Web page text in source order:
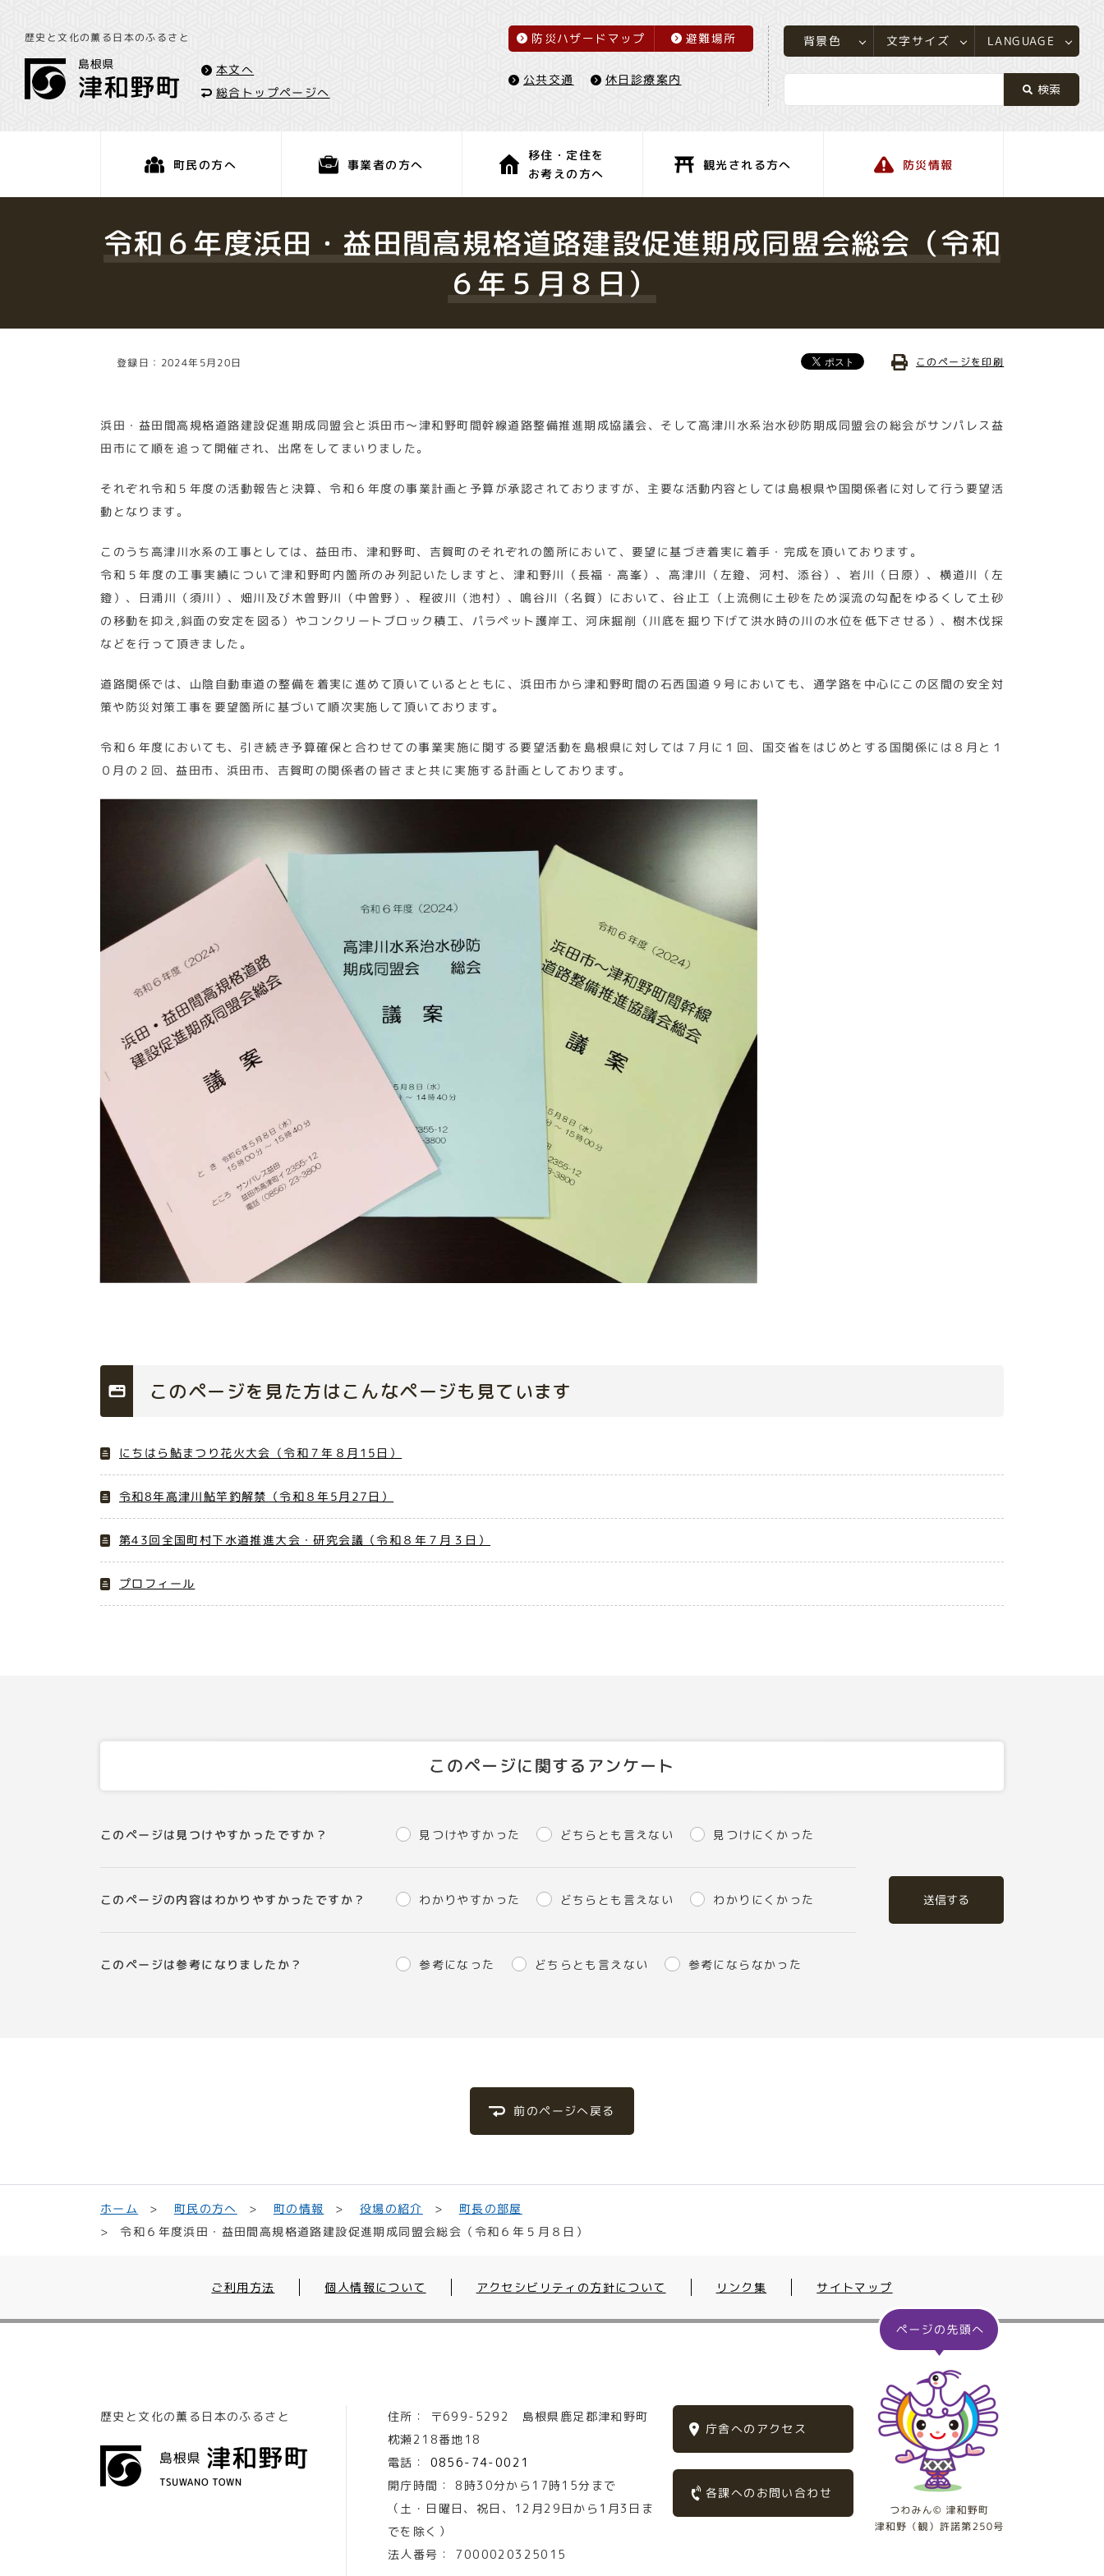
歴史と文化の薫る日本のふるさと
本文へ
総合トップページへ
防災ハザードマップ 避難場所
公共交通 休日診療案内
背景色 文字サイズ LANGUAGE
町民の方へ 事業者の方へ
移住・定住を
お考えの方へ
観光される方へ 防災情報
令和６年度浜田・益田間高規格道路建設促進期成同盟会総会（令和
６年５月８日）
登録日：2024年5月20日 このページを印刷
浜田・益田間高規格道路建設促進期成同盟会と浜田市～津和野町間幹線道路整備推進期成協議会、そして高津川水系治水砂防期成同盟会の総会がサンパレス益
田市にて順を追って開催され、出席をしてまいりました。
それぞれ令和５年度の活動報告と決算、令和６年度の事業計画と予算が承認されておりますが、主要な活動内容としては島根県や国関係者に対して行う要望活
動となります。
このうち高津川水系の工事としては、益田市、津和野町、吉賀町のそれぞれの箇所において、要望に基づき着実に着手・完成を頂いております。
令和５年度の工事実績について津和野町内箇所のみ列記いたしますと、津和野川（長福・高峯）、高津川（左鐙、河村、添谷）、岩川（日原）、横道川（左
鐙）、日浦川（須川）、畑川及び木曽野川（中曽野）、程彼川（池村）、鳴谷川（名賀）において、谷止工（上流側に土砂をため渓流の勾配をゆるくして土砂
の移動を抑え,斜面の安定を図る）やコンクリートブロック積工、パラペット護岸工、河床掘削（川底を掘り下げて洪水時の川の水位を低下させる）、樹木伐採
などを行って頂きました。
道路関係では、山陰自動車道の整備を着実に進めて頂いているとともに、浜田市から津和野町間の石西国道９号においても、通学路を中心にこの区間の安全対
策や防災対策工事を要望箇所に基づいて順次実施して頂いております。
令和６年度においても、引き続き予算確保と合わせての事業実施に関する要望活動を島根県に対しては７月に１回、国交省をはじめとする国関係には８月と１
０月の２回、益田市、浜田市、吉賀町の関係者の皆さまと共に実施する計画としております。
このページを見た方はこんなページも見ています
にちはら鮎まつり花火大会（令和７年８月15日）
令和8年高津川鮎竿釣解禁（令和８年5月27日）
第43回全国町村下水道推進大会・研究会議（令和８年７月３日）
プロフィール
このページに関するアンケート
このページは見つけやすかったですか？ 見つけやすかった どちらとも言えない 見つけにくかった
このページの内容はわかりやすかったですか？ わかりやすかった どちらとも言えない わかりにくかった
このページは参考になりましたか？ 参考になった どちらとも言えない 参考にならなかった
送信する
前のページへ戻る
ホーム 町民の方へ 町の情報 役場の紹介 町長の部屋
令和６年度浜田・益田間高規格道路建設促進期成同盟会総会（令和６年５月８日）
ご利用方法 個人情報について アクセシビリティの方針について リンク集 サイトマップ
歴史と文化の薫る日本のふるさと 住所： 〒699-5292 島根県鹿足郡津和野町
枕瀬218番地18
電話：
0856-74-0021
開庁時間：
8時30分から17時15分まで
（土・日曜日、祝日、12月29日から1月3日ま
でを除く）
法人番号：
7000020325015
庁舎へのアクセス
各課へのお問い合わせ